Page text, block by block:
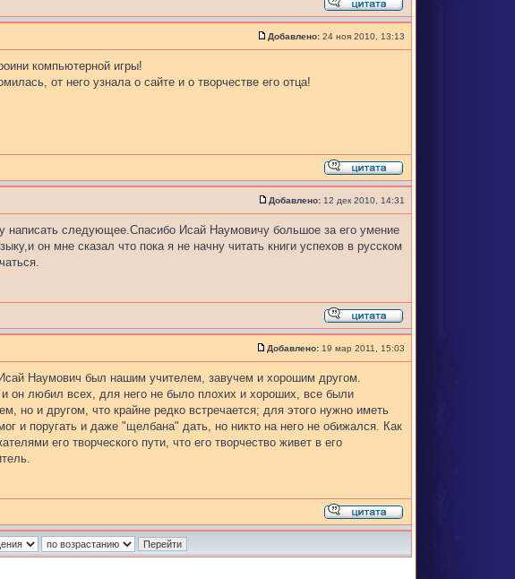
Добавлено: 24 ноя 2010, 13:13
компьютерной игры!
от него узнала о сайте и о творчестве его отца!
Добавлено: 12 дек 2010, 14:31
следующее.Спасибо Исай Наумовичу большое за его умение
он мне сказал что пока я не начну читать книги успехов в русском
Добавлено: 19 мар 2011, 15:03
Наумович был нашим учителем, завучем и хорошим другом.
он любил всех, для него не было плохих и хороших, все были
но и другом, что крайне редко встречается; для этого нужно иметь
и поругать и даже "щелбана" дать, но никто на него не обижался. Как
его творческого пути, что его творчество живет в его